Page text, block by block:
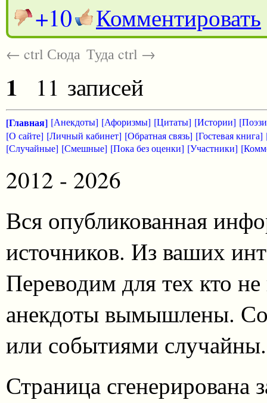
+10 Комментировать
← ctrl Сюда Туда ctrl →
1 11 записей
[Главная] [Анекдоты] [Афоризмы] [Цитаты] [Истории]
[О сайте] [Личный кабинет] [Обратная связь] [Гостевая книга]
[Случайные] [Смешные] [Пока без оценки] [Участники]
2012 - 2026
Вся опубликованная
источников. Из ваших
Переводим для тех кто
анекдоты вымышлены.
или событиями случайны.
Страница сгенерирована